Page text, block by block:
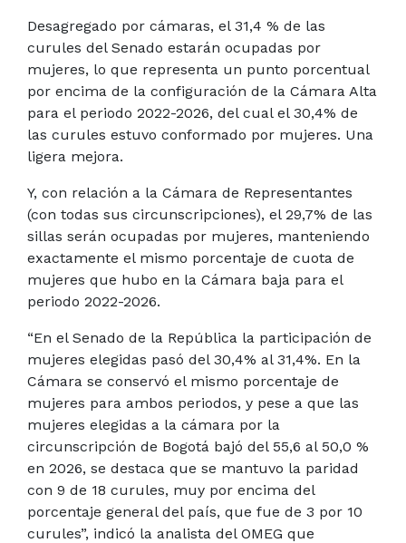
Desagregado por cámaras, el 31,4 % de las
curules del Senado estarán ocupadas por
mujeres, lo que representa un punto porcentual
por encima de la configuración de la Cámara Alta
para el periodo 2022-2026, del cual el 30,4% de
las curules estuvo conformado por mujeres. Una
ligera mejora.
Y, con relación a la Cámara de Representantes
(con todas sus circunscripciones), el 29,7% de las
sillas serán ocupadas por mujeres, manteniendo
exactamente el mismo porcentaje de cuota de
mujeres que hubo en la Cámara baja para el
periodo 2022-2026.
“En el Senado de la República la participación de
mujeres elegidas pasó del 30,4% al 31,4%. En la
Cámara se conservó el mismo porcentaje de
mujeres para ambos periodos, y pese a que las
mujeres elegidas a la cámara por la
circunscripción de Bogotá bajó del 55,6 al 50,0 %
en 2026, se destaca que se mantuvo la paridad
con 9 de 18 curules, muy por encima del
porcentaje general del país, que fue de 3 por 10
curules”, indicó la analista del OMEG que